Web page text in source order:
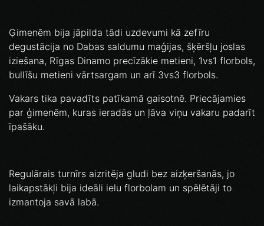
Ģimenēm bija jāpilda tādi uzdevumi kā zefīru
degustācija no Dabas saldumu maģijas, šķēršļu joslas
iziešana, Rīgas Dinamo precīzākie metieni, 1vs1 florbols,
bullīšu metieni vārtsargam un arī 3vs3 florbols.
Vakars tika pavadīts patīkamā gaisotnē. Priecājamies
par ģimenēm, kuras ieradās un ļāva viņu vakaru padarīt
īpašāku.
Regulārais turnīrs aizritēja gludi bez aizķeršanās, jo
laikapstākļi bija ideāli ielu florbolam un spēlētāji to
izmantoja savā labā.